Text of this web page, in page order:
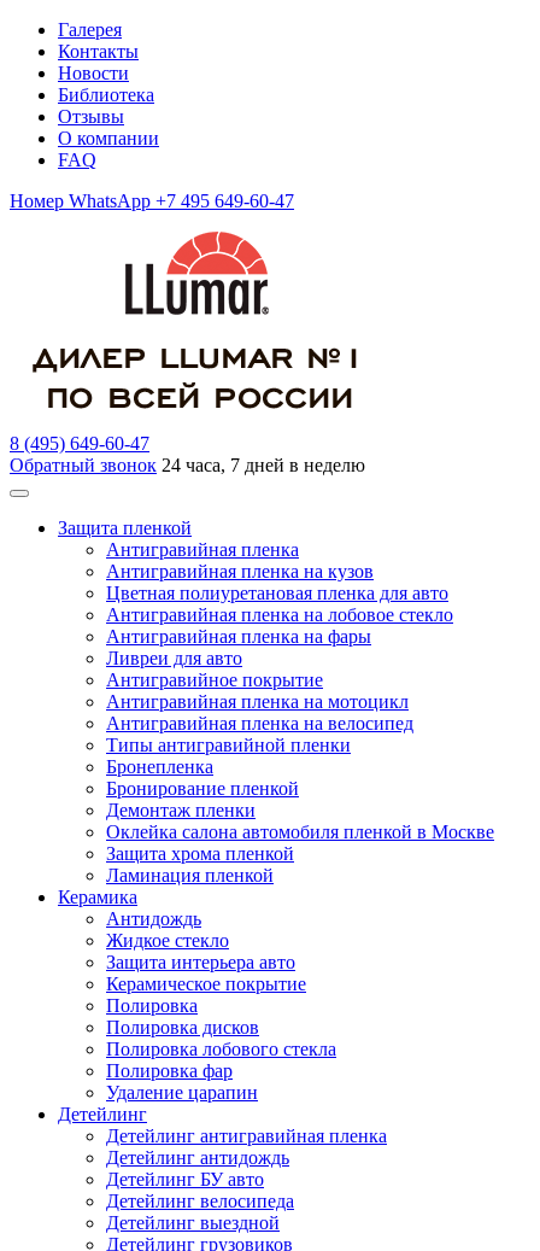
Галерея
Контакты
Новости
Библиотека
Отзывы
О компании
FAQ
Номер WhatsApp +7 495 649-60-47
8 (495) 649-60-47
Обратный звонок 24 часа, 7 дней в неделю
Защита пленкой
Антигравийная пленка
Антигравийная пленка на кузов
Цветная полиуретановая пленка для авто
Антигравийная пленка на лобовое стекло
Антигравийная пленка на фары
Ливреи для авто
Антигравийное покрытие
Антигравийная пленка на мотоцикл
Антигравийная пленка на велосипед
Типы антигравийной пленки
Бронепленка
Бронирование пленкой
Демонтаж пленки
Оклейка салона автомобиля пленкой в Москве
Защита хрома пленкой
Ламинация пленкой
Керамика
Антидождь
Жидкое стекло
Защита интерьера авто
Керамическое покрытие
Полировка
Полировка дисков
Полировка лобового стекла
Полировка фар
Удаление царапин
Детейлинг
Детейлинг антигравийная пленка
Детейлинг антидождь
Детейлинг БУ авто
Детейлинг велосипеда
Детейлинг выездной
Детейлинг грузовиков